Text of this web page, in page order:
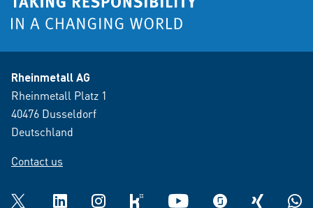
Rheinmetall AG
Rheinmetall Platz 1
40476 Dusseldorf
Deutschland
Contact us
Twitter LinkedInInstagramkununu YouTube glassdoorXING